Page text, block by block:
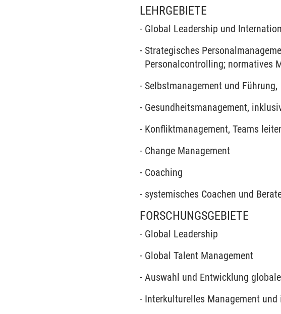
LEHRGEBIETE
- Global Leadership und
- Strategisches
Personalcontrolling; normatives
- Selbstmanagement und Führung,
- Gesundheitsmanagement,
- Konfliktmanagement, Teams
- Change Management
- Coaching
- systemisches Coachen und
FORSCHUNGSGEBIETE
- Global Leadership
- Global Talent Management
- Auswahl und Entwicklung
- Interkulturelles Management